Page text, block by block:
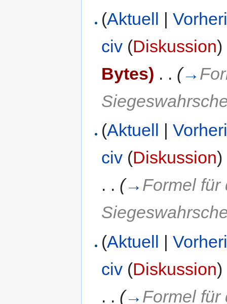
(Aktuell |
civ (Diskussion)
Bytes) . . (→
(Aktuell |
civ (Diskussion)
. . (→ Formel für
(Aktuell |
civ (Diskussion)
. . (→ Formel für